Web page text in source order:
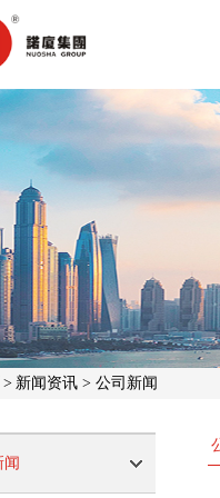
> 新闻资讯> 公司新闻
闻